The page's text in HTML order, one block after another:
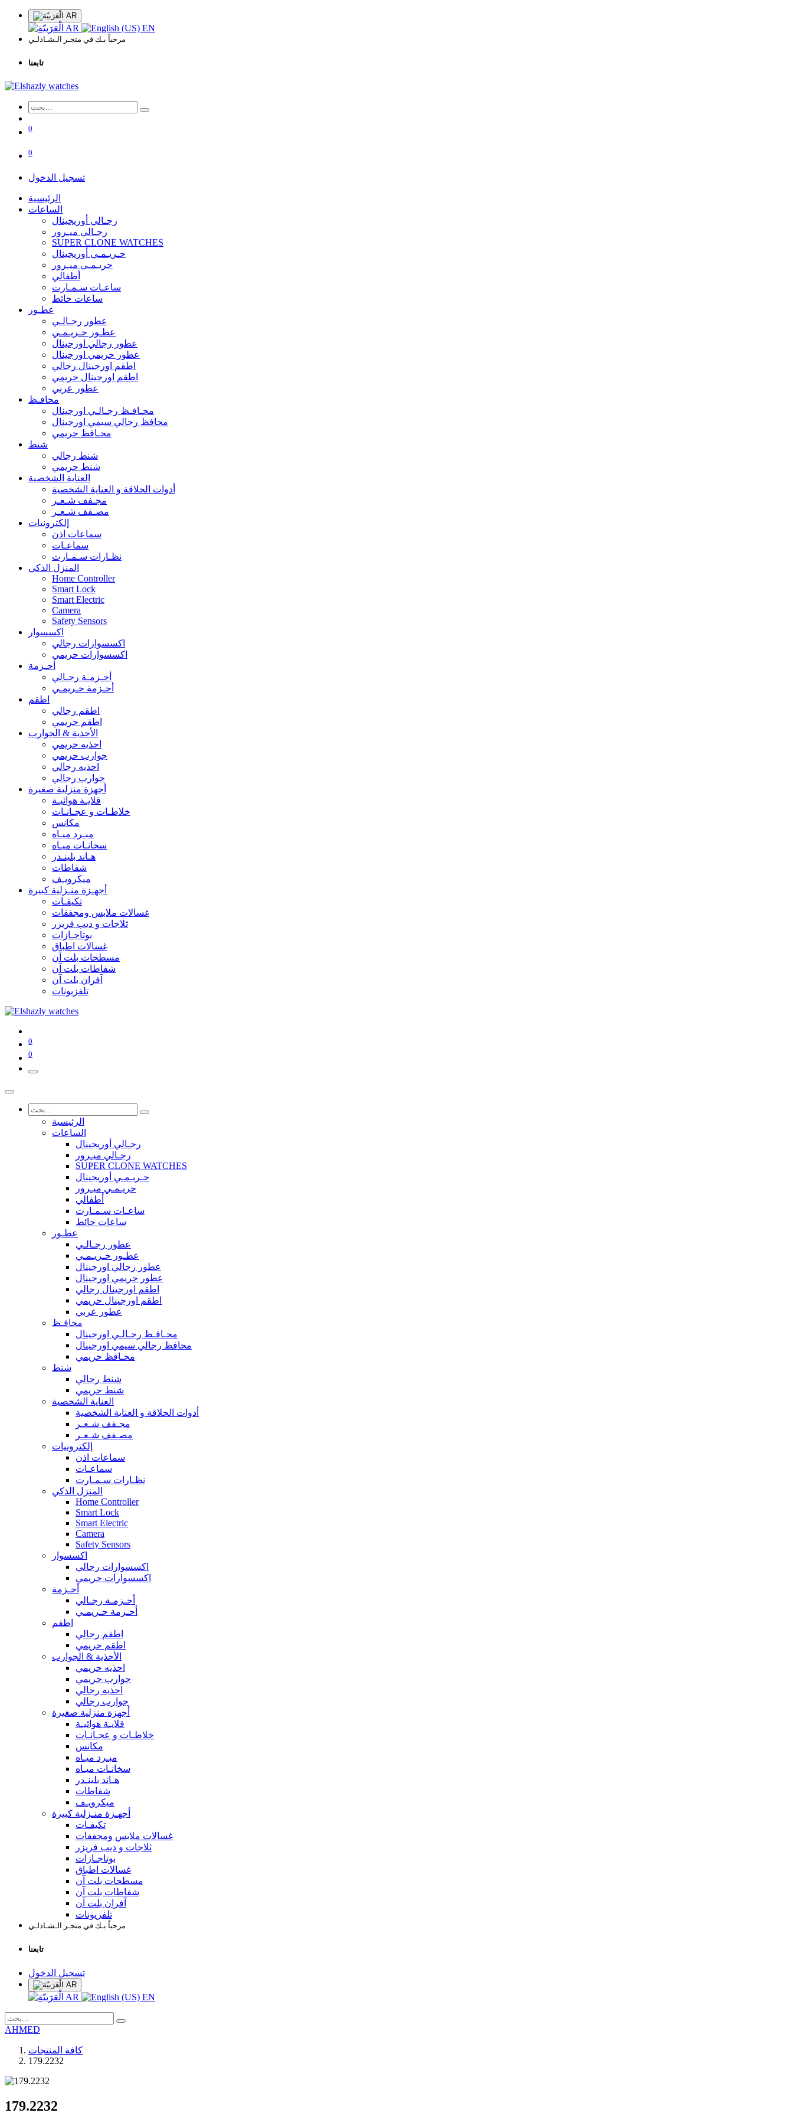
AR
AR EN
مرحباً بـك في متجـر الـشـاذلـي
تابعنا
0
0
تسجيل الدخول
الرئيسية
الساعات
رجـالي أوريجينال
رجـالي ميـرور
SUPER CLONE WATCHES
حـريـمـي أوريجينال
حريـمـي ميـرور
أطفالي
ساعـات سـمـارت
ساعات حائط
عطـور
عطور رجـالـي
عطـور حـريـمـي
عطور رجالي اورجينال
عطور حريمي اورجينال
اطقم اورجينال رجالي
اطقم اورجينال حريمي
عطور عربي
محافـظ
محـافـظ رجـالـي اورجينال
محافظ رجالي سيمي اورجينال
محـافظ حريمي
شنط
شنط رجالي
شنط حريمي
العناية الشخصية
أدوات الحلاقة و العناية الشخصية
مجـفف شـعـر
مصـفف شـعـر
إلكترونيات
سماعات اذن
سماعـات
نظـارات سـمـارت
المنزل الذكي
Home Controller
Smart Lock
Smart Electric
Camera
Safety Sensors
اكسسوار
اكسسوارات رجالي
اكسسوارات حريمي
أحـزمة
أحـزمـة رجـالي
أحـزمة حـريمـي
اطقم
اطقم رجالي
اطقم حريمي
الأحذية & الجوارب
احذيه حريمي
جوارب حريمي
احذيه رجالي
جوارب رجالي
أجهزة منزلية صغيرة
قلايـة هوائيـة
خلاطـات و عجـانـات
مكانس
مبـرد ميـاه
سخانـات ميـاه
هـاند بلينـدر
شفاطات
ميكرويـف
أجهـزة منـزلية كبيرة
تكيفـات
غسالات ملابس ومجففات
ثلاجات و ديب فريزر
بوتاجـازات
غسالات اطباق
مسطحات بلت آن
شفاطات بلت آن
آفران بلت آن
تلفزيونات
0
0
الرئيسية
الساعات
رجـالي أوريجينال
رجـالي ميـرور
SUPER CLONE WATCHES
حـريـمـي أوريجينال
حريـمـي ميـرور
أطفالي
ساعـات سـمـارت
ساعات حائط
عطـور
عطور رجـالـي
عطـور حـريـمـي
عطور رجالي اورجينال
عطور حريمي اورجينال
اطقم اورجينال رجالي
اطقم اورجينال حريمي
عطور عربي
محافـظ
محـافـظ رجـالـي اورجينال
محافظ رجالي سيمي اورجينال
محـافظ حريمي
شنط
شنط رجالي
شنط حريمي
العناية الشخصية
أدوات الحلاقة و العناية الشخصية
مجـفف شـعـر
مصـفف شـعـر
إلكترونيات
سماعات اذن
سماعـات
نظـارات سـمـارت
المنزل الذكي
Home Controller
Smart Lock
Smart Electric
Camera
Safety Sensors
اكسسوار
اكسسوارات رجالي
اكسسوارات حريمي
أحـزمة
أحـزمـة رجـالي
أحـزمة حـريمـي
اطقم
اطقم رجالي
اطقم حريمي
الأحذية & الجوارب
احذيه حريمي
جوارب حريمي
احذيه رجالي
جوارب رجالي
أجهزة منزلية صغيرة
قلايـة هوائيـة
خلاطـات و عجـانـات
مكانس
مبـرد ميـاه
سخانـات ميـاه
هـاند بلينـدر
شفاطات
ميكرويـف
أجهـزة منـزلية كبيرة
تكيفـات
غسالات ملابس ومجففات
ثلاجات و ديب فريزر
بوتاجـازات
غسالات اطباق
مسطحات بلت آن
شفاطات بلت آن
آفران بلت آن
تلفزيونات
مرحباً بـك في متجـر الـشـاذلـي
تابعنا
تسجيل الدخول
AR
AR EN
AHMED
كافة المنتجات
179.2232
179.2232